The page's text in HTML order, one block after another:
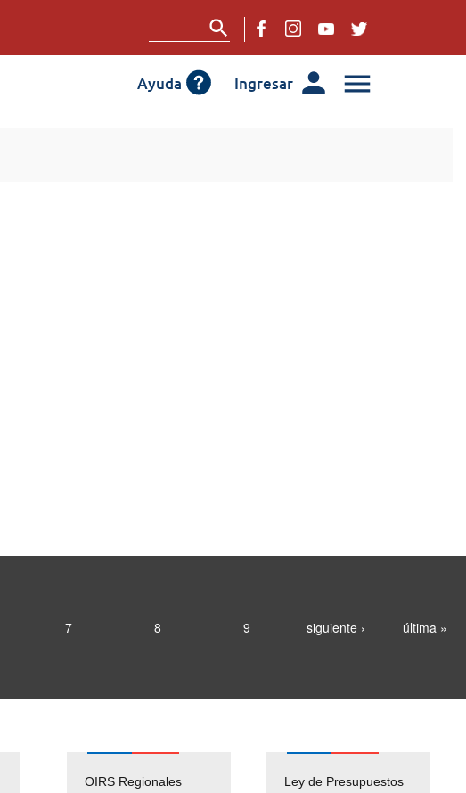
Ingresar
Ayuda
7 8 9 siguiente › última »
OIRS Regionales
Ley de Presupuestos